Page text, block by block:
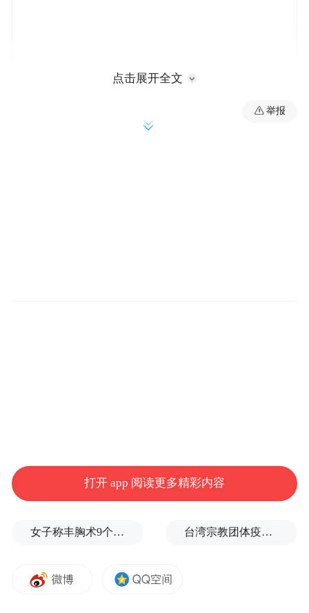
无论是推出六大产业塑强内核，还是依托“两
自抢抓机遇、迎难而上的自觉行动。
点击展开全文
举报
打开 app 阅读更多精彩内容
女子称丰胸术9个月后确诊乳腺癌，医美机构：手术不可能引发癌症，建议走司法途径 台湾宗教团体疫情期间求购新冠疫苗被骗10亿，蒋万安：民进党的错